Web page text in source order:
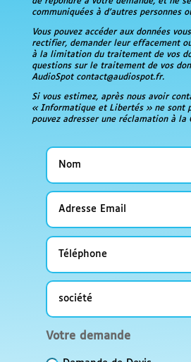
communiquées à d’autres personnes
Vous pouvez accéder aux données
rectifier, demander leur effacement
à la limitation du traitement de vos
questions sur le traitement de vos
AudioSpot contact@audiospot.fr.
Si vous estimez, après nous avoir
« Informatique et Libertés » ne sont
pouvez adresser une réclamation à la
Nom
Adresse
Email
Téléphone
société
Votre
Votre demande